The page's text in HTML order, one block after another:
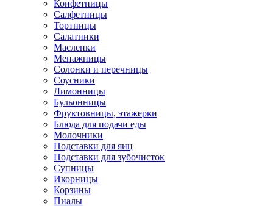
Конфетницы
Салфетницы
Тортницы
Салатники
Масленки
Менажницы
Солонки и перечницы
Соусники
Лимонницы
Бульонницы
Фруктовницы, этажерки
Блюда для подачи еды
Молочники
Подставки для яиц
Подставки для зубочисток
Супницы
Икорницы
Корзины
Пиалы